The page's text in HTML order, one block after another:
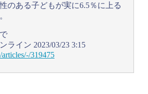
のある子どもが実に6.5％に上る
ライン 2023/03/23 3:15
319475